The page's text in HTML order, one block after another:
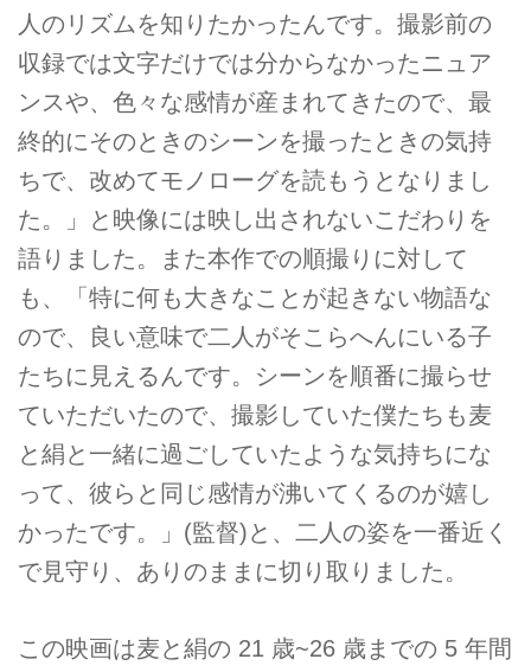
人のリズムを知りたかったんです。撮影前の
収録では文字だけでは分からなかったニュア
ンスや、色々な感情が産まれてきたので、最
終的にそのときのシーンを撮ったときの気持
ちで、改めてモノローグを読もうとなりまし
た。」と映像には映し出されないこだわりを
語りました。また本作での順撮りに対して
も、「特に何も大きなことが起きない物語な
ので、良い意味で二人がそこらへんにいる子
たちに見えるんです。シーンを順番に撮らせ
ていただいたので、撮影していた僕たちも麦
と絹と一緒に過ごしていたような気持ちにな
って、彼らと同じ感情が沸いてくるのが嬉し
かったです。」(監督)と、二人の姿を一番近く
で見守り、ありのままに切り取りました。
この映画は麦と絹の 21 歳~26 歳までの 5 年間